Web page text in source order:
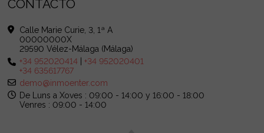
CONTACTO
Calle Marie Curie, 3, 1ª A
00000000X
29590 Vélez-Málaga (Málaga)
+34 952020414 |+34 952020401
+34 635617767
demo@inmoenter.com
De Luns a Xoves : 09:00 - 14:00 y 16:00 - 18:00
Venres : 09:00 - 14:00